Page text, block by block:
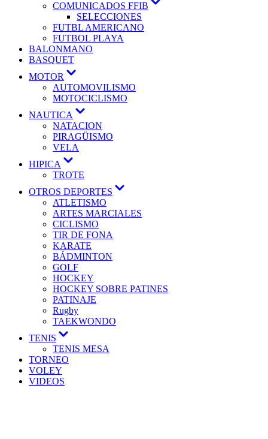
COMUNICADOS FFIB
SELECCIONES
FUTBL AMERICANO
FUTBOL PLAYA
BALONMANO
BASQUET
MOTOR
AUTOMOVILISMO
MOTOCICLISMO
NAUTICA
NATACION
PIRAGÜISMO
VELA
HIPICA
TROTE
OTROS DEPORTES
ATLETISMO
ARTES MARCIALES
CICLISMO
TIR DE FONA
KARATE
BÁDMINTON
GOLF
HOCKEY
HOCKEY SOBRE PATINES
PATINAJE
Rugby
TAEKWONDO
TENIS
TENIS MESA
TORNEO
VOLEY
VIDEOS